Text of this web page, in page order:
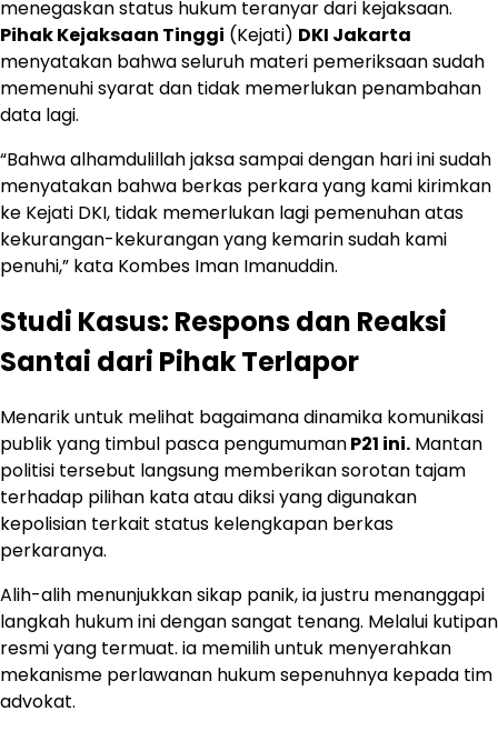
menegaskan status hukum teranyar dari kejaksaan.
Pihak Kejaksaan Tinggi (Kejati) DKI Jakarta
menyatakan bahwa seluruh materi pemeriksaan sudah
memenuhi syarat dan tidak memerlukan penambahan
data lagi.
“Bahwa alhamdulillah jaksa sampai dengan hari ini sudah
menyatakan bahwa berkas perkara yang kami kirimkan
ke Kejati DKI, tidak memerlukan lagi pemenuhan atas
kekurangan-kekurangan yang kemarin sudah kami
penuhi,” kata Kombes Iman Imanuddin.
Studi Kasus: Respons dan Reaksi
Santai dari Pihak Terlapor
Menarik untuk melihat bagaimana dinamika komunikasi
publik yang timbul pasca pengumumanP21 ini. Mantan
politisi tersebut langsung memberikan sorotan tajam
terhadap pilihan kata atau diksi yang digunakan
kepolisian terkait status kelengkapan berkas
perkaranya.
Alih-alih menunjukkan sikap panik, ia justru menanggapi
langkah hukum ini dengan sangat tenang. Melalui kutipan
resmi yang termuat. ia memilih untuk menyerahkan
mekanisme perlawanan hukum sepenuhnya kepada tim
advokat.